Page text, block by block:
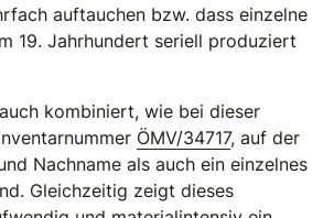
auftauchen bzw. dass einzelne
19. Jahrhundert seriell produziert
kombiniert, wie bei dieser
ÖMV/34717, auf der
Nachname als auch ein einzelnes
Gleichzeitig zeigt dieses